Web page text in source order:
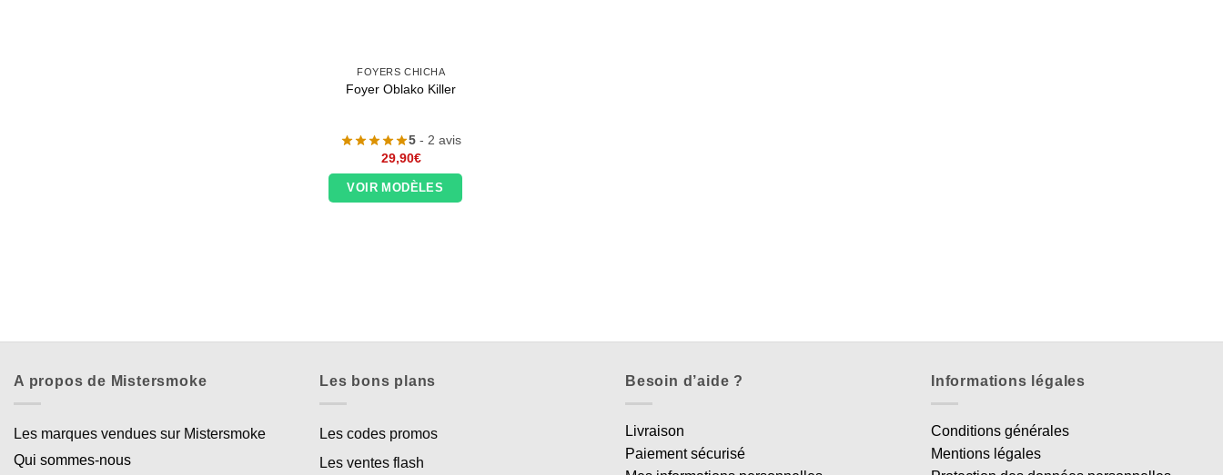
FOYERS CHICHA
Foyer Oblako Killer
5 - 2 avis
29,90€
VOIR MODÈLES
A propos de Mistersmoke
Les marques vendues sur Mistersmoke
Qui sommes-nous
Les bons plans
Les codes promos
Les ventes flash
Besoin d’aide ?
Livraison
Paiement sécurisé
Informations légales
Conditions générales
Mentions légales